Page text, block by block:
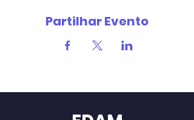
Partilhar Evento